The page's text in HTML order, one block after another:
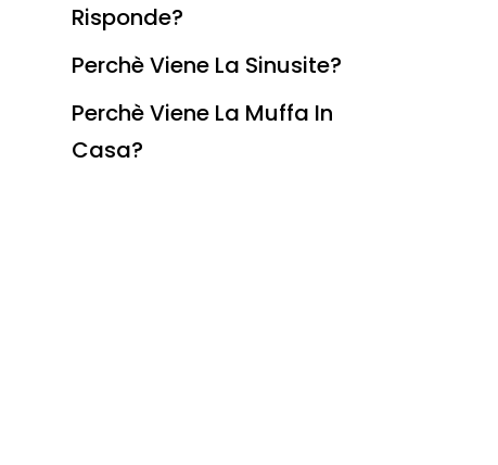
Risponde?
Perchè Viene La Sinusite?
Perchè Viene La Muffa In
Casa?